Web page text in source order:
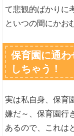
て悲観的ばかりに
といつの間にかお
保育園に通
しちゃう！
実は私自身、保育
嫌だ～、保育園行
あるので、これは